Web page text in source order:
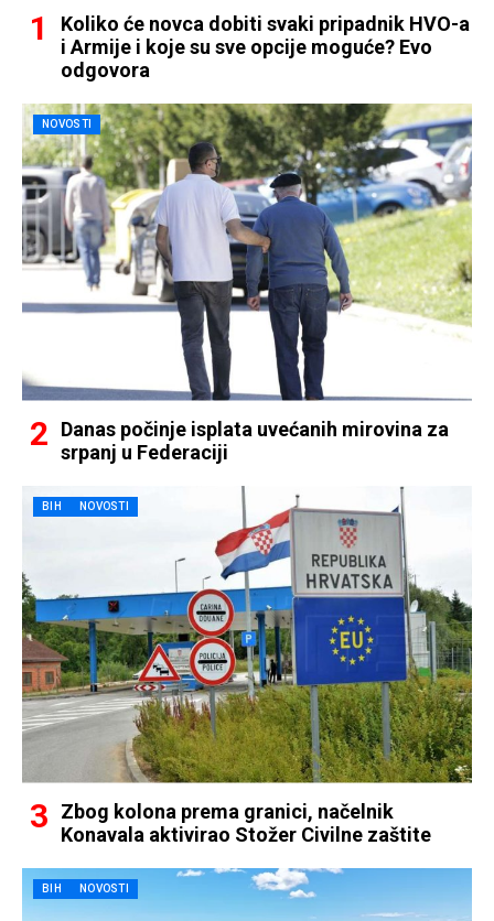
Koliko će novca dobiti svaki pripadnik HVO-a
i Armije i koje su sve opcije moguće? Evo
odgovora
NOVOSTI
Danas počinje isplata uvećanih mirovina za
srpanj u Federaciji
BIH NOVOSTI
Zbog kolona prema granici, načelnik
Konavala aktivirao Stožer Civilne zaštite
BIH NOVOSTI